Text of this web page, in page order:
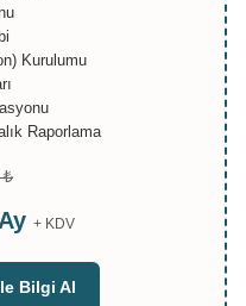
Kurulumu
Raporlama
₺
+ KDV
Bilgi Al